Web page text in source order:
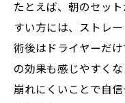
たとえば、朝のセッ
すい方には、ストレ
術後はドライヤーだ
の効果も感じやすく
崩れにくいことで自